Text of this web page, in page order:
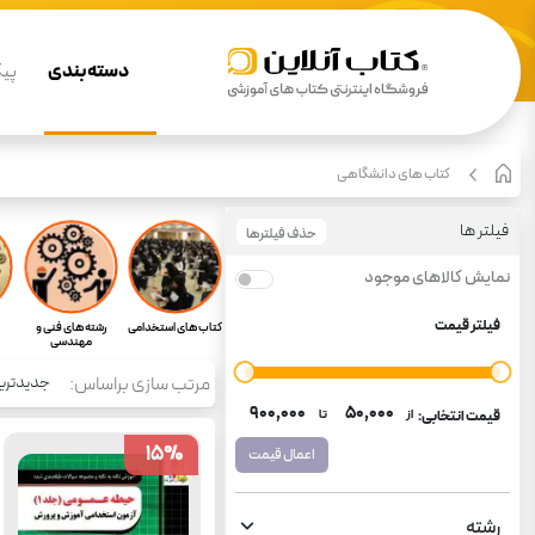
دسته بندی
کتاب های دانشگاهی
فیلتر ها حذف فیلترها
نمایش کالاهای موجود
فیلتر قیمت
قیمت انتخابی: از ۵۰٬۰۰۰ تا ۹۰۰٬۰۰۰
اعمال قیمت
رشته
کتاب های استخدامی
رشته های فنی و
مهندسی
مرتب سازی براساس:
15%
15%